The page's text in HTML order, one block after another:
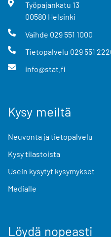
Työpajankatu 13
00580 Helsinki
Vaihde 029 551 1000
Tietopalvelu 029 551
info@stat.fi
Kysy meiltä
Neuvonta ja tietopalvelu
Kysy tilastoista
Usein kysytyt kysymykset
Medialle
Löydä nopeasti